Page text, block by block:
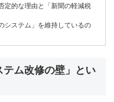
定的な理由と「新聞の軽減税
システム」を維持しているの
テム改修の壁」とい